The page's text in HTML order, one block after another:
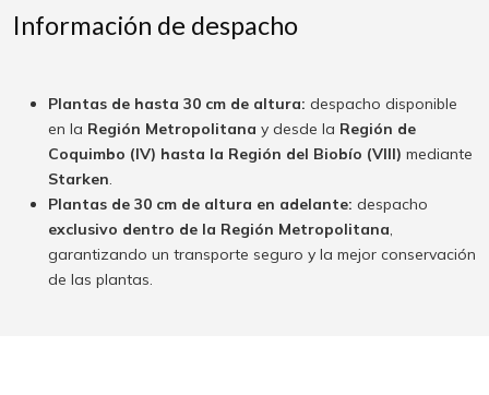
Información de despacho
Plantas de hasta 30 cm de altura: despacho disponible
en la Región Metropolitana y desde la Región de
Coquimbo (IV) hasta la Región del Biobío (VIII) mediante
Starken.
Plantas de 30 cm de altura en adelante: despacho
exclusivo dentro de la Región Metropolitana,
garantizando un transporte seguro y la mejor conservación
de las plantas.